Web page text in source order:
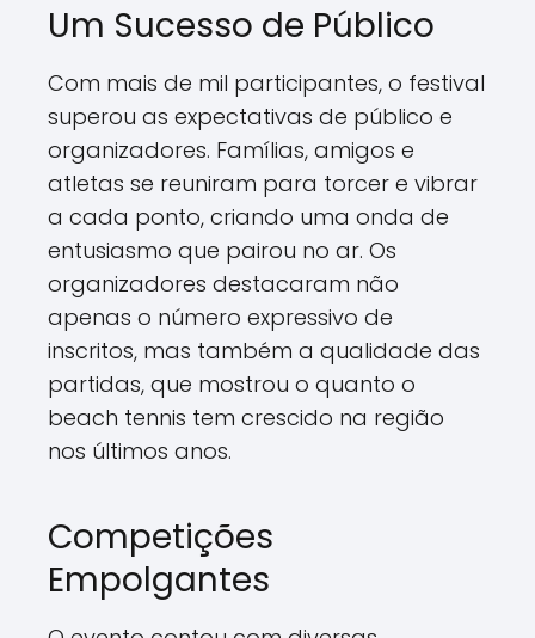
Um Sucesso de Público
Com mais de mil participantes, o festival
superou as expectativas de público e
organizadores. Famílias, amigos e
atletas se reuniram para torcer e vibrar
a cada ponto, criando uma onda de
entusiasmo que pairou no ar. Os
organizadores destacaram não
apenas o número expressivo de
inscritos, mas também a qualidade das
partidas, que mostrou o quanto o
beach tennis tem crescido na região
nos últimos anos.
Competições
Empolgantes